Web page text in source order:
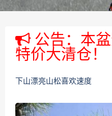
公告：本
特价大清仓！
下山漂亮山松喜欢速度